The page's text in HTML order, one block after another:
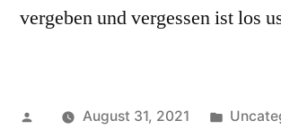
vergeben und vergessen ist los
PostedAugust 31, 2021
Posted